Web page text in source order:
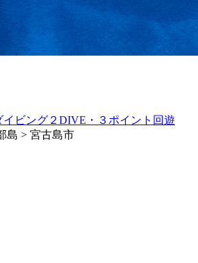
ビング２DIVE・３ポイント回遊
島 > 宮古島市